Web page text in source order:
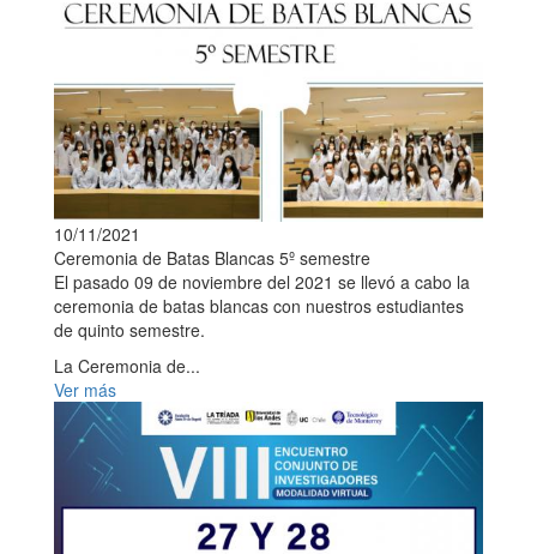
10/11/2021
Ceremonia de Batas Blancas 5º semestre
El pasado 09 de noviembre del 2021 se llevó a cabo la
ceremonia de batas blancas con nuestros estudiantes
de quinto semestre.
La Ceremonia de...
Ver más